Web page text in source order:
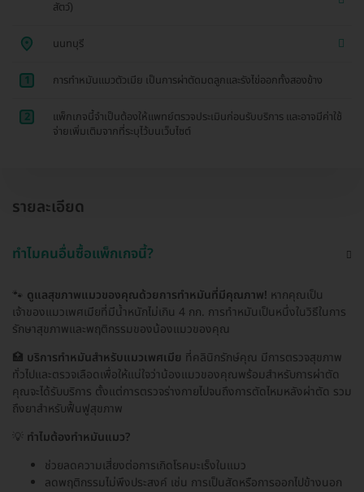
สัตว์)
นนทบุรี
1 การทำหมันแมวตัวเมีย เป็นการผ่าตัดมดลูกและรังไข่ออกทั้งสองข้าง
2
แพ็กเกจนี้จำเป็นต้องให้แพทย์ตรวจประเมินก่อนรับบริการ และอาจมีค่าใช้
จ่ายเพิ่มเติมจากที่ระบุไว้บนเว็บไซต์
รายละเอียด
ทำไมคนอื่นซื้อแพ็กเกจนี้?
🐾 ดูแลสุขภาพแมวของคุณด้วยการทำหมันที่มีคุณภาพ! หากคุณเป็น
เจ้าของแมวเพศเมียที่มีน้ำหนักไม่เกิน 4 กก. การทำหมันเป็นหนึ่งในวิธีในการ
รักษาสุขภาพและพฤติกรรมของน้องแมวของคุณ
🏥 บริการทำหมันสำหรับแมวเพศเมีย ที่คลินิกรักษ์คุณ มีการตรวจสุขภาพ
ทั่วไปและตรวจเลือดเพื่อให้แน่ใจว่าน้องแมวของคุณพร้อมสำหรับการผ่าตัด
คุณจะได้รับบริการ ตั้งแต่การตรวจร่างกายไปจนถึงการตัดไหมหลังผ่าตัด รวม
ถึงยาสำหรับฟื้นฟูสุขภาพ
💡 ทำไมต้องทำหมันแมว?
ช่วยลดความเสี่ยงต่อการเกิดโรคมะเร็งในแมว
ลดพฤติกรรมไม่พึงประสงค์ เช่น การเป็นสัดหรือการออกไปข้างนอก